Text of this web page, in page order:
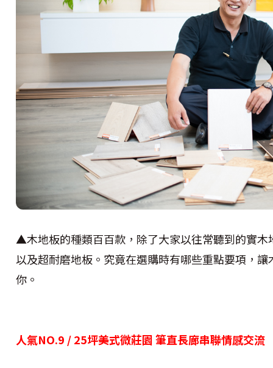
▲木地板的種類百百款，除了大家以往常聽到的實
以及超耐磨地板。究竟在選購時有哪些重點要項，
你。
人氣NO.9 / 25坪美式微莊園 筆直長廊串聯情感交流